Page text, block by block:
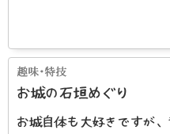
お城の石垣めぐり
お城自体も大好きですが